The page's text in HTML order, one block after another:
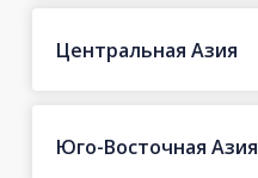
Центральная Азия
Юго-Восточная Азия